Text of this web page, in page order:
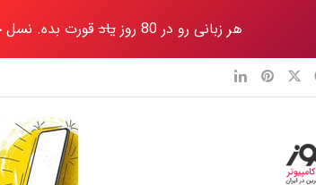
هر زبانی رو در 80 روز یادقورت بده. نسل
فیس بوک‫پین‌ترست
لینکدین